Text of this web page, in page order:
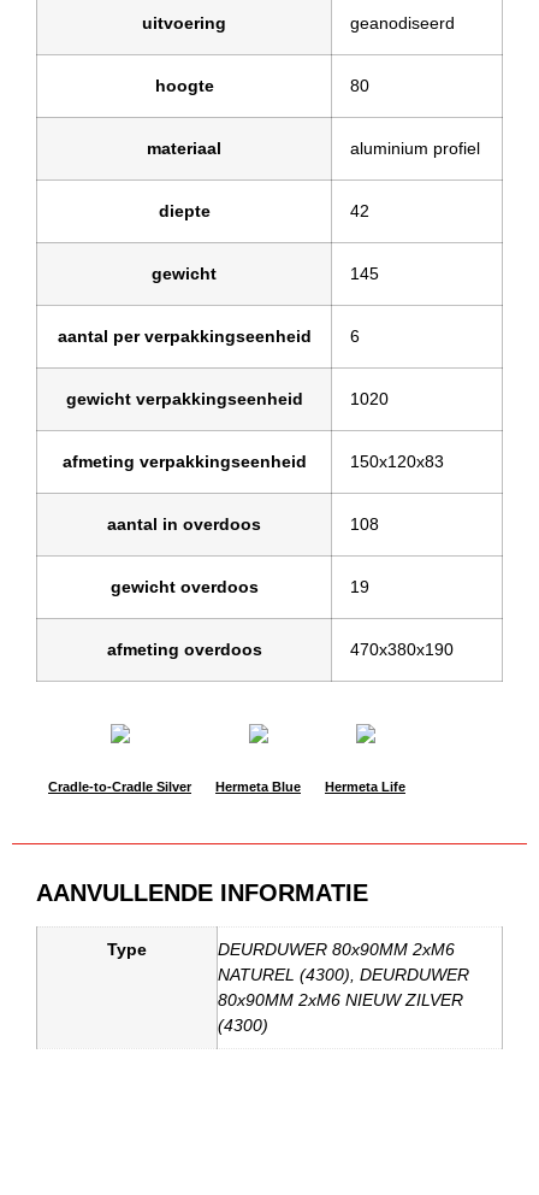
uitvoering geanodiseerd
hoogte 80
materiaal aluminium profiel
diepte 42
gewicht 145
aantal per verpakkingseenheid 6
gewicht verpakkingseenheid 1020
afmeting verpakkingseenheid 150x120x83
aantal in overdoos 108
gewicht overdoos 19
afmeting overdoos 470x380x190
Cradle-to-Cradle Silver Hermeta Blue Hermeta Life
AANVULLENDE INFORMATIE
Type
DEURDUWER 80x90MM 2xM6
NATUREL (4300), DEURDUWER
80x90MM 2xM6 NIEUW ZILVER
(4300)